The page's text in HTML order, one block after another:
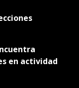
en actividad